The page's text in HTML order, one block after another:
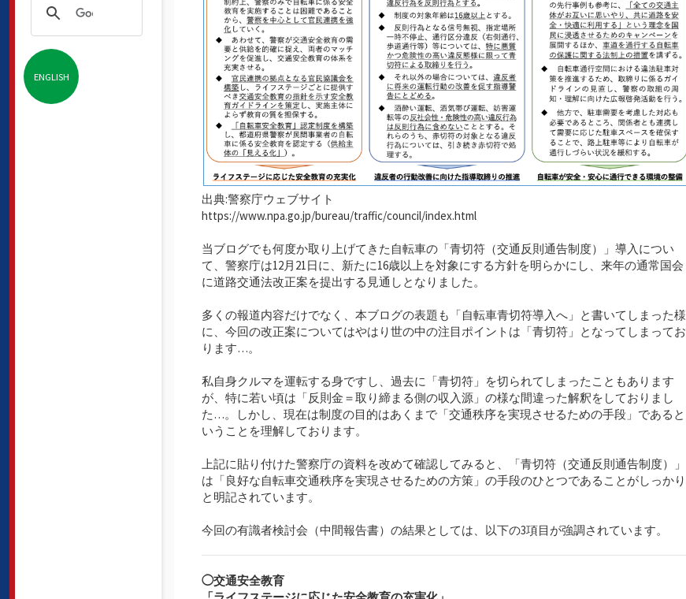
ENGLISH
出典:警察庁ウェブサイト
https://www.npa.go.jp/bureau/traffic/council/index.html
当ブログでも何度か取り上げてきた自転車の「青切符（交通反則通告制度）」導入につい
て、警察庁は12月21日に、新たに16歳以上を対象にする方針を明らかにし、来年の通常国会
に道路交通法改正案を提出する見通しとなりました。
多くの報道内容だけでなく、本ブログの表題も「自転車青切符導入へ」と書いてしまった様
に、今回の改正案についてはやはり世の中の注目ポイントは「青切符」となってしまってお
ります…。
私自身クルマを運転する身ですし、過去に「青切符」を切られてしまったこともあります
が、特に若い頃は「反則金＝取り締まる側の収入源」の様な間違った解釈をしておりまし
た…。しかし、現在は制度の目的はあくまで「交通秩序を実現させるための手段」であると
いうことを理解しております。
上記に貼り付けた警察庁の資料を改めて確認してみると、「青切符（交通反則通告制度）」
は「良好な自転車交通秩序を実現させるための方策」の手段のひとつであることがしっかり
と明記されています。
今回の有識者検討会（中間報告書）の結果としては、以下の3項目が強調されています。
◯交通安全教育